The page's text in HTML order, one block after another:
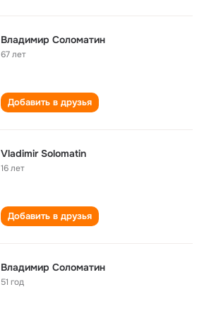
Владимир Соломатин
67 лет
Добавить в друзья
Vladimir Solomatin
16 лет
Добавить в друзья
Владимир Соломатин
51 год